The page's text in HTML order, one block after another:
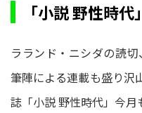
「小説 野性時
ラランド・ニシダの読
筆陣による連載も盛り沢
誌「小説 野性時代」今月